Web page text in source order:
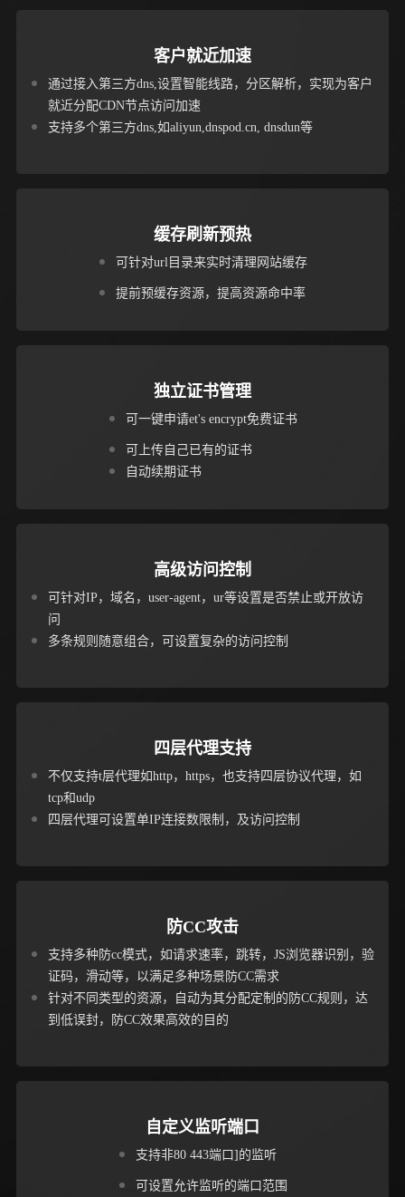
客户就近加速
通过接入第三方dns,设置智能线路，分区解析，实现为客户
就近分配CDN节点访问加速
支持多个第三方dns,如aliyun,dnspod.cn, dnsdun等
缓存刷新预热
可针对url目录来实时清理网站缓存
提前预缓存资源，提高资源命中率
独立证书管理
可一键申请et's encrypt免费证书
可上传自己已有的证书
自动续期证书
高级访问控制
可针对IP，域名，user-agent，ur等设置是否禁止或开放访
问
多条规则随意组合，可设置复杂的访问控制
四层代理支持
不仅支持t层代理如http，https，也支持四层协议代理，如
tcp和udp
四层代理可设置单IP连接数限制，及访问控制
防CC攻击
支持多种防cc模式，如请求速率，跳转，JS浏览器识别，验
证码，滑动等，以满足多种场景防CC需求
针对不同类型的资源，自动为其分配定制的防CC规则，达
到低误封，防CC效果高效的目的
自定义监听端口
支持非80 443端口]的监听
可设置允许监听的端口范围